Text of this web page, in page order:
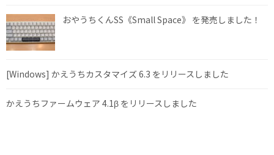
おやうちくんSS《Small Space》 を発売しました！
[Windows] かえうちカスタマイズ 6.3 をリリースしました
かえうちファームウェア 4.1β をリリースしました